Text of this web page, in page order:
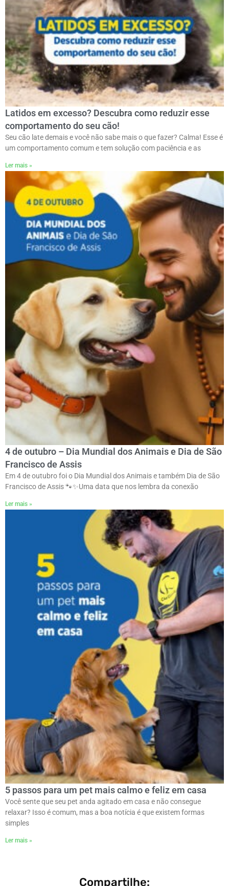
Latidos em excesso? Descubra como reduzir esse
comportamento do seu cão!
Seu cão late demais e você não sabe mais o que fazer? Calma! Esse é
um comportamento comum e tem solução com paciência e as
Ler mais »
4 de outubro – Dia Mundial dos Animais e Dia de São
Francisco de Assis
Em 4 de outubro foi o Dia Mundial dos Animais e também Dia de São
Francisco de Assis 🐾✨ㅤUma data que nos lembra da conexão
Ler mais »
5 passos para um pet mais calmo e feliz em casa
Você sente que seu pet anda agitado em casa e não consegue
relaxar? Isso é comum, mas a boa notícia é que existem formas
simples
Ler mais »
Compartilhe: